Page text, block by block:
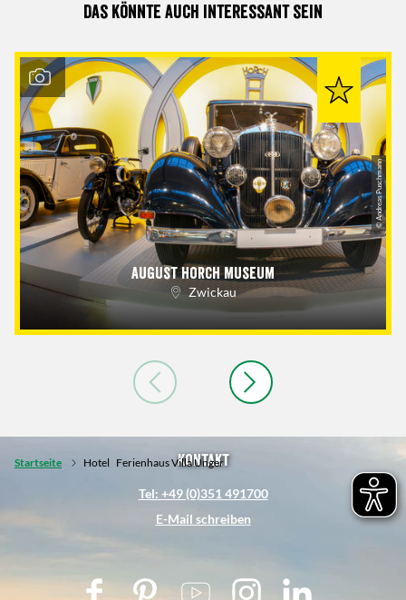
Das könnte auch interessant sein
August Horch Museum
Zwickau
© Andreas Puschmann
Startseite Hotel Ferienhaus Villa Unger
Kontakt
Tel: +49 (0)351 491700
E-Mail schreiben